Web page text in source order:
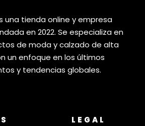
una tienda online y empresa
en 2022. Se especializa en
de moda y calzado de alta
un enfoque en los últimos
y tendencias globales.
LEGAL